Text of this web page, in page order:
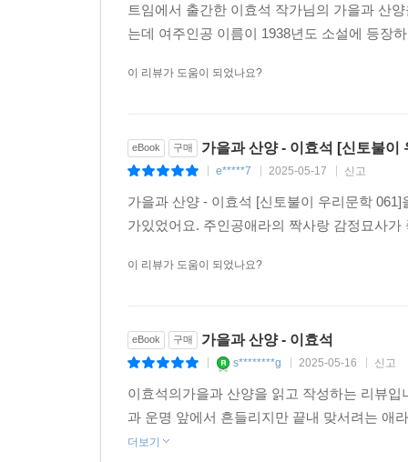
트임에서 출간한 이효석 작가님의 가을과 산
는데 여주인공 이름이 1938년도 소설에 등장
이 리뷰가 도움이 되었나요?
eBook 구매 가을과 산양 - 이효석 [신토불이
e*****7 2025-05-17 신고
가을과 산양 - 이효석 [신토불이 우리문학
가있었어요. 주인공애라의 짝사랑 감정묘사
이 리뷰가 도움이 되었나요?
eBook 구매 가을과 산양 - 이효석
s********g 2025-05-16 신고
이효석의가을과 산양을 읽고 작성하는 리뷰
과 운명 앞에서 흔들리지만 끝내 맞서려는 애
더보기